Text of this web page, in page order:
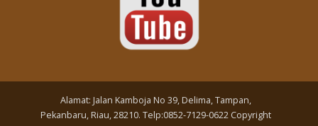
Alamat: Jalan Kamboja No 39, Delima, Tampan,
Pekanbaru, Riau, 28210. Telp:0852-7129-0622 Copyright